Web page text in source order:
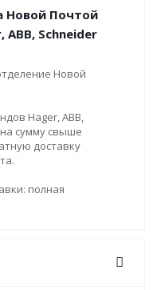
Новой Почтой
Schneider
Новой
Hager, ABB,
сумму свыше
доставку
полная